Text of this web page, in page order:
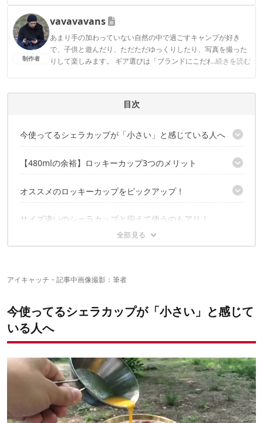
CAMP HACK編集部のプロフィール
制作者
vavavavans
あまり手の加わっていない自然の中で過ごすキャンプが好き
で、子供と遊んだり、ただただゆっくりしたり、写真を撮った
りして楽しみます。 ギア選びは「ブランドにこだわりなく良さ
...続きを読む
vavavavansのプロフィール
目次
今使ってるシェラカップが「小さい」と感じている人へ
何をするにもちょうどイイのが「480ml」！
【480mlの余裕】ロッキーカップ3つのメリット
1：寸胴形状で調理しやすい
2：丼ものOK！スープ系もたっぷり入る
3：他のサイズのシェラカップとも重ねられる
オススメのロッキーカップをピックアップ！
ベルモント チタンシェラカップ
プラットチャンプ シェラカップ480
ロック ステンレスシェラカップ480
深型シェラカップ480
サイズ違いのシェラカップと揃えて使うのもアリ！
アイキャッチ・記事中画像撮影：筆者
今使ってるシェラカップが「小さい」と感じて
いる人へ